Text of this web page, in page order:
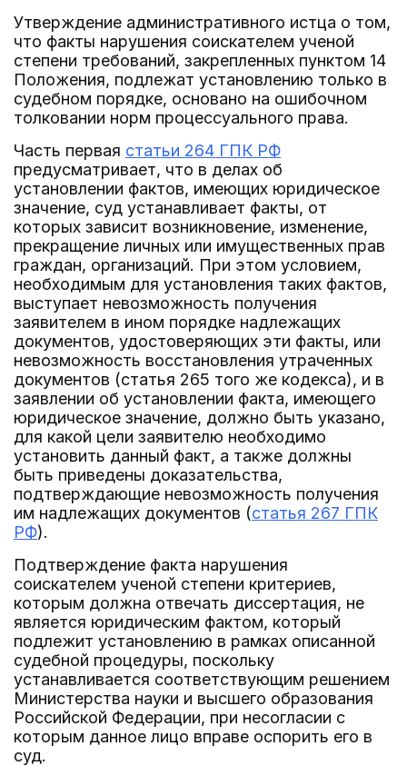
Утверждение административного истца о том,
что факты нарушения соискателем ученой
степени требований, закрепленных пунктом 14
Положения, подлежат установлению только в
судебном порядке, основано на ошибочном
толковании норм процессуального права.
Часть первая статьи 264 ГПК РФ
предусматривает, что в делах об
установлении фактов, имеющих юридическое
значение, суд устанавливает факты, от
которых зависит возникновение, изменение,
прекращение личных или имущественных прав
граждан, организаций. При этом условием,
необходимым для установления таких фактов,
выступает невозможность получения
заявителем в ином порядке надлежащих
документов, удостоверяющих эти факты, или
невозможность восстановления утраченных
документов (статья 265 того же кодекса), и в
заявлении об установлении факта, имеющего
юридическое значение, должно быть указано,
для какой цели заявителю необходимо
установить данный факт, а также должны
быть приведены доказательства,
подтверждающие невозможность получения
им надлежащих документов (статья 267 ГПК
РФ).
Подтверждение факта нарушения
соискателем ученой степени критериев,
которым должна отвечать диссертация, не
является юридическим фактом, который
подлежит установлению в рамках описанной
судебной процедуры, поскольку
устанавливается соответствующим решением
Министерства науки и высшего образования
Российской Федерации, при несогласии с
которым данное лицо вправе оспорить его в
суд.